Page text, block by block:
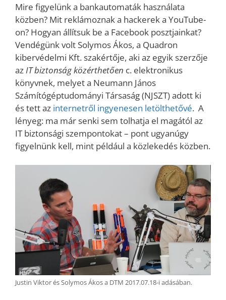
Mire figyelünk a bankautomaták használata
közben? Mit reklámoznak a hackerek a YouTube-
on? Hogyan állítsuk be a Facebook posztjainkat?
Vendégünk volt Solymos Ákos, a Quadron
kibervédelmi Kft. szakértője, aki az egyik szerzője
az IT biztonság közérthetően c. elektronikus
könyvnek, melyet a Neumann János
Számítógéptudományi Társaság (NJSZT) adott ki
és tett az internetről ingyenesen letölthetővé. A
lényeg: ma már senki sem tolhatja el magától az
IT biztonsági szempontokat – pont ugyanúgy
figyelnünk kell, mint például a közlekedés közben.
Justin Viktor és Solymos Ákos a DTM 2017.07.18-i adásában.